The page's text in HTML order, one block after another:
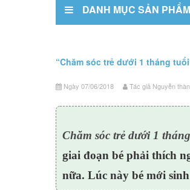
DANH MỤC SẢN PHẨM
“Chăm sóc trẻ dưới 1 tháng
Ngày 07/06/2018 Tác giả Nguyễn
Chăm sóc trẻ dưới1
giai đoạn bé phải thích
nữa. Lúc này bé mới